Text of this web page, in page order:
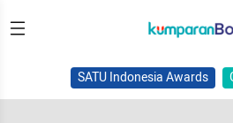
SATU Indonesia Awards